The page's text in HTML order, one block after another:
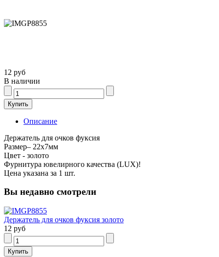
12 руб
В наличии
Описание
Держатель для очков фуксия
Размер– 22х7мм
Цвет - золото
Фурнитура ювелирного качества (LUX)!
Цена указана за 1 шт.
Вы недавно смотрели
Держатель для очков фуксия золото
12 руб